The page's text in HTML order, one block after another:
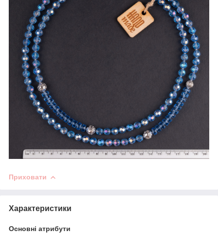
Приховати
Характеристики
Основні атрибути